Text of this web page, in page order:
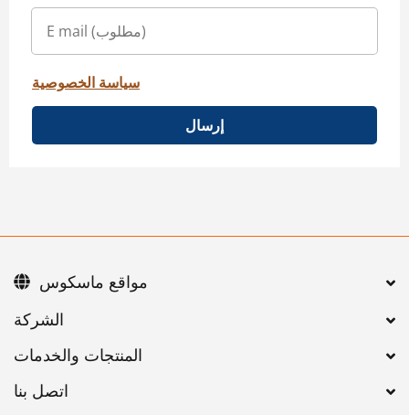
سياسة الخصوصية
إرسال
اتصل بنا
مواقع ماسكوس